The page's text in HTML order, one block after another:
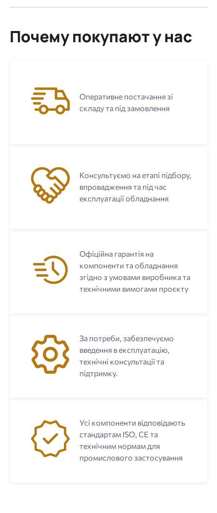
Почему покупают у нас
Оперативне постачання зі
складу та під замовлення
Консультуємо на етапі підбору,
впровадження та під час
експлуатації обладнання
Офіційна гарантія на
компоненти та обладнання
згідно з умовами виробника та
технічними вимогами проєкту
За потреби, забезпечуємо
введення в експлуатацію,
технічні консультації та
підтримку.
Усі компоненти відповідають
стандартам ISO, CE та
технічним нормам для
промислового застосування